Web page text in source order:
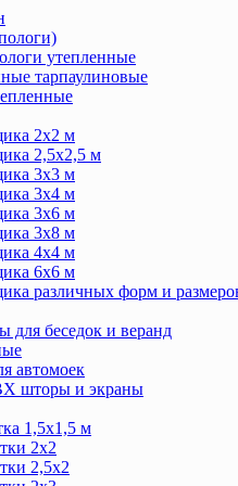
утепленные
тарпаулиновые
2х2 м
2,5х2,5 м
3х3 м
3х4 м
3х6 м
3х8 м
4х4 м
6х6 м
различных форм и
для беседок и веранд
автомоек
шторы и экраны
1,5х1,5 м
2х2
2,5х2